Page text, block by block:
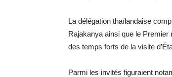
La délégation thaïlandaise
Rajakanya ainsi que le Premier
des temps forts de la visite
Parmi les invités figuraient